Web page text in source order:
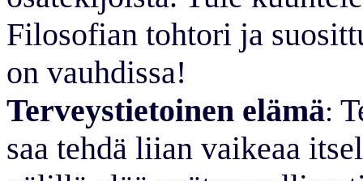
Filosofian tohtori ja
on vauhdissa!
Terveystietoinen elämä:
saa tehdä liian vaikeaa